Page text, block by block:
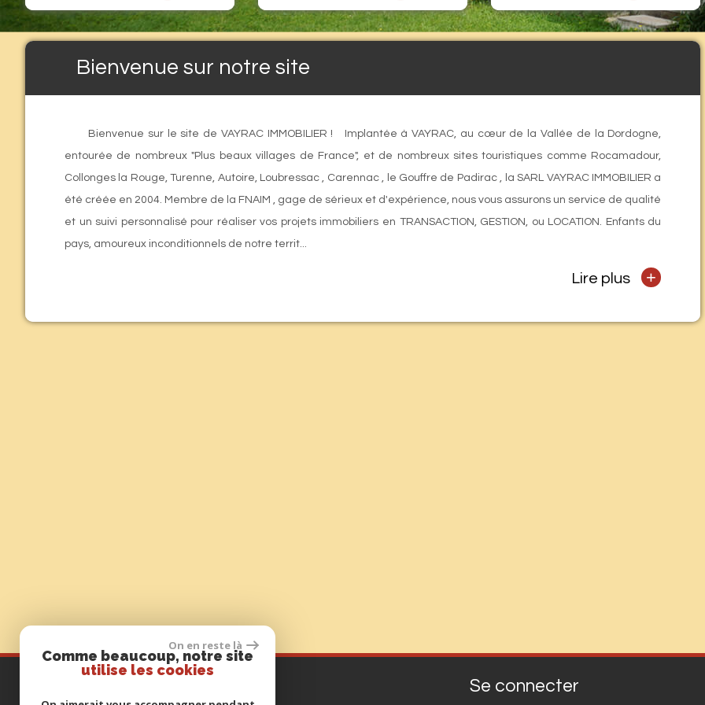
Bienvenue sur notre site
Bienvenue sur le site de VAYRAC IMMOBILIER ! Implantée à VAYRAC, au cœur de la Vallée de la Dordogne,
entourée de nombreux "Plus beaux villages de France", et de nombreux sites touristiques comme Rocamadour,
Collonges la Rouge, Turenne, Autoire, Loubressac , Carennac , le Gouffre de Padirac , la SARL VAYRAC IMMOBILIER a
été créée en 2004. Membre de la FNAIM , gage de sérieux et d'expérience, nous vous assurons un service de qualité
et un suivi personnalisé pour réaliser vos projets immobiliers en TRANSACTION, GESTION, ou LOCATION. Enfants du
pays, amoureux inconditionnels de notre territ...
Lire plus +
Se connecter
On en reste là
Comme beaucoup, notre site
utilise les cookies